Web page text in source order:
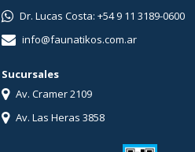
Dr. Lucas Costa: +54 9 11 3189-0600
info@faunatikos.com.ar
Sucursales
Av. Cramer 2109
Av. Las Heras 3858